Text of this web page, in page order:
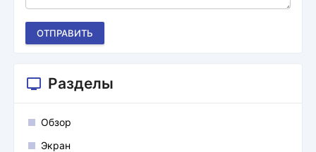
ОТПРАВИТЬ
Разделы
Обзор
Экран